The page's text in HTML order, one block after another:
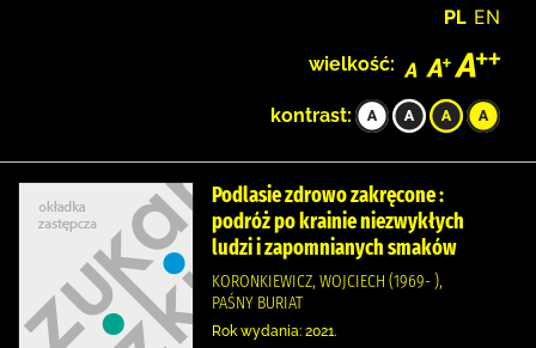
PL EN
wielkość:
kontrast:
Podlasie zdrowo zakręcone :
podróż po krainie niezwykłych
ludzi i zapomnianych smaków
KORONKIEWICZ, WOJCIECH (1969- ),
PAŚNY BURIAT
Rok wydania: 2021.